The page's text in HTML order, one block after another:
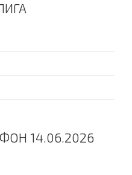
14.06.2026